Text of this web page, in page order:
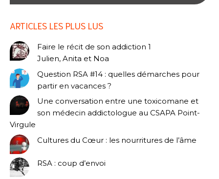
ARTICLES LES PLUS LUS
Faire le récit de son addiction 1
Julien, Anita et Noa
Question RSA #14 : quelles démarches pour
partir en vacances ?
Une conversation entre une toxicomane et
son médecin addictologue au CSAPA Point-
Virgule
Cultures du Cœur : les nourritures de l’âme
RSA : coup d’envoi